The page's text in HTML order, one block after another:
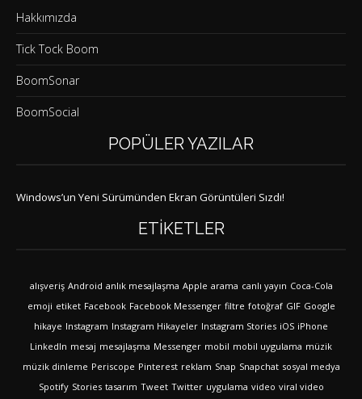
Hakkımızda
Tick Tock Boom
BoomSonar
BoomSocial
POPÜLER YAZILAR
Windows’un Yeni Sürümünden Ekran Görüntüleri Sızdı!
ETIKETLER
alışveriş Android anlık mesajlaşma Apple arama canlı yayın Coca-Cola
emoji etiket Facebook Facebook Messenger filtre fotoğraf GIF Google
hikaye Instagram Instagram Hikayeler Instagram Stories iOS iPhone
LinkedIn mesaj mesajlaşma Messenger mobil mobil uygulama müzik
müzik dinleme Periscope Pinterest reklam Snap Snapchat sosyal medya
Spotify Stories tasarım Tweet Twitter uygulama video viral video